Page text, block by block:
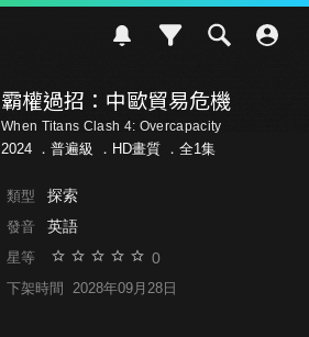
霸權過招：中歐貿易危機
When Titans Clash 4: Overcapacity
2024 ． 普遍級 ．HD畫質 ．全1集
類型 探索
發音 英語
星等 0
下架時間 2028年09月28日